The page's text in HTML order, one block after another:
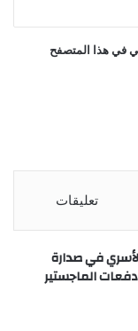
في هذا المتصفح
تعليقات
في صدارة
دفعات الماجستير